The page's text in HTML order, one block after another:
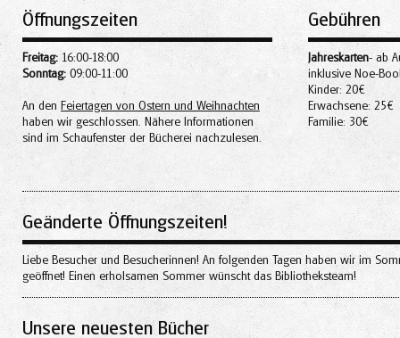
Öffnungszeiten
Freitag: 16:00-18:00
Sonntag:09:00-11:00
An den Feiertagen von Ostern und Weihnachten
haben wir geschlossen. Nähere Informationen
sind im Schaufenster der Bücherei nachzulesen.
Gebühren
Jahreskarten- ab
inklusive Noe-
Kinder: 20€
Erwachsene: 25€
Familie: 30€
Geänderte Öffnungszeiten!
Liebe Besucher und Besucherinnen! An folgenden Tagen haben wir im
geöffnet! Einen erholsamen Sommer wünscht das Bibliotheksteam!
Unsere neuesten Bücher